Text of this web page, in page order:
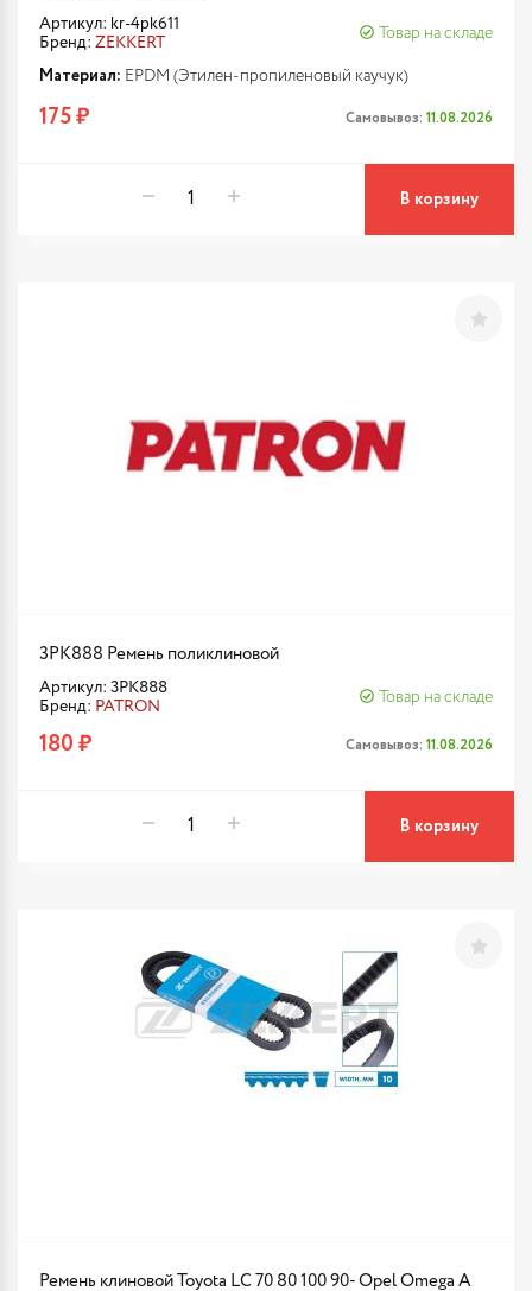
Артикул: kr-4pk611
Бренд: ZEKKERT
Товар на складе
Материал: EPDM (Этилен-пропиленовый каучук)
175 ₽ Самовывоз: 11.08.2026
В корзину
3PK888 Ремень поликлиновой
Артикул: 3PK888
Бренд: PATRON
Товар на складе
180 ₽ Самовывоз: 11.08.2026
В корзину
Ремень клиновой Toyota LC 70 80 100 90- Opel Omega A